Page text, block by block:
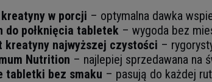
w porcji – optymalna dawka
do połknięcia tabletek – wygoda bez
kreatyny najwyższej czystości –
Nutrition – najlepiej sprzedawana na
tabletki bez smaku – pasują do każdej